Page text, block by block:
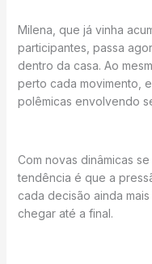
Milena, que já vinha
participantes, passa
dentro da casa. Ao
perto cada movimento,
polêmicas envolvendo
Com novas dinâmicas
tendência é que a
cada decisão ainda
chegar até a final.